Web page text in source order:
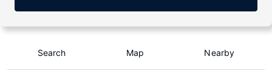
Search Map Nearby